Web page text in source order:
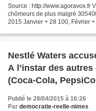
Source : http://www.agoravox.fr
chômeurs de plus malgré
2015 Janvier + 28 100, Février
Nestlé Waters
A l’instar des
(Coca-Cola,
retrouve embourbé
date qui frappe
Publié le 28/04/2015 à 16:26
Par democratie-reelle-nimes